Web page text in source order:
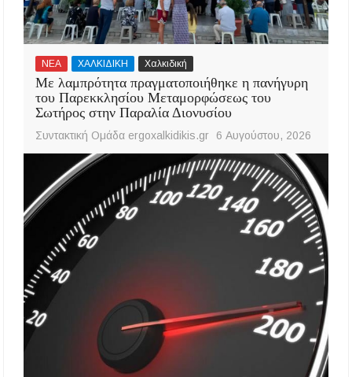
ΝΕΑ ΧΑΛΚΙΔΙΚΗ Χαλκιδική
Με λαμπρότητα πραγματοποιήθηκε η πανήγυρη
του Παρεκκλησίου Μεταμορφώσεως του
Σωτήρος στην Παραλία Διονυσίου
Συντακτική Ομάδα ergoxalkidikis.gr 6 Αυγούστου, 2026